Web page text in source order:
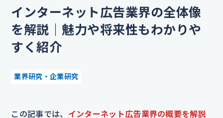
インターネット広告業界の全体像
を解説｜魅力や将来性もわかりや
すく紹介
業界研究・企業研究
この記事では、 インターネット広告業界の概要を解説